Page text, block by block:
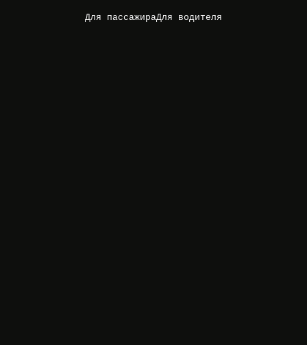
Для пассажираДля водителя